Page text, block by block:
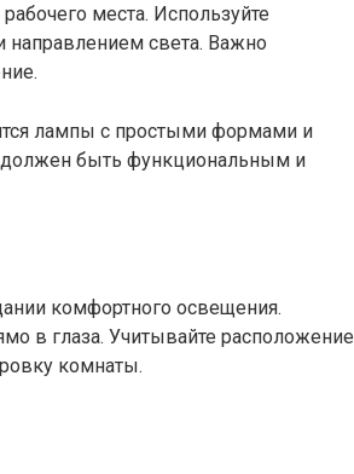
места. Используйте
направлением света. Важно
лампы с простыми формами и
быть функциональным и
комфортного освещения.
в глаза. Учитывайте расположение
комнаты.